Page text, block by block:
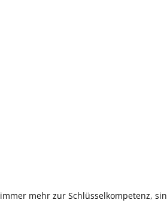
mehr zur Schlüsselkompetenz,